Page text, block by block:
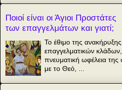
Ποιοί είναι οι Άγιοι Προστάτες
των επαγγελμάτων και γιατί;
Το έθιμο της
επαγγελματικών
πνευματική ωφέλεια
με το Θεό, ...